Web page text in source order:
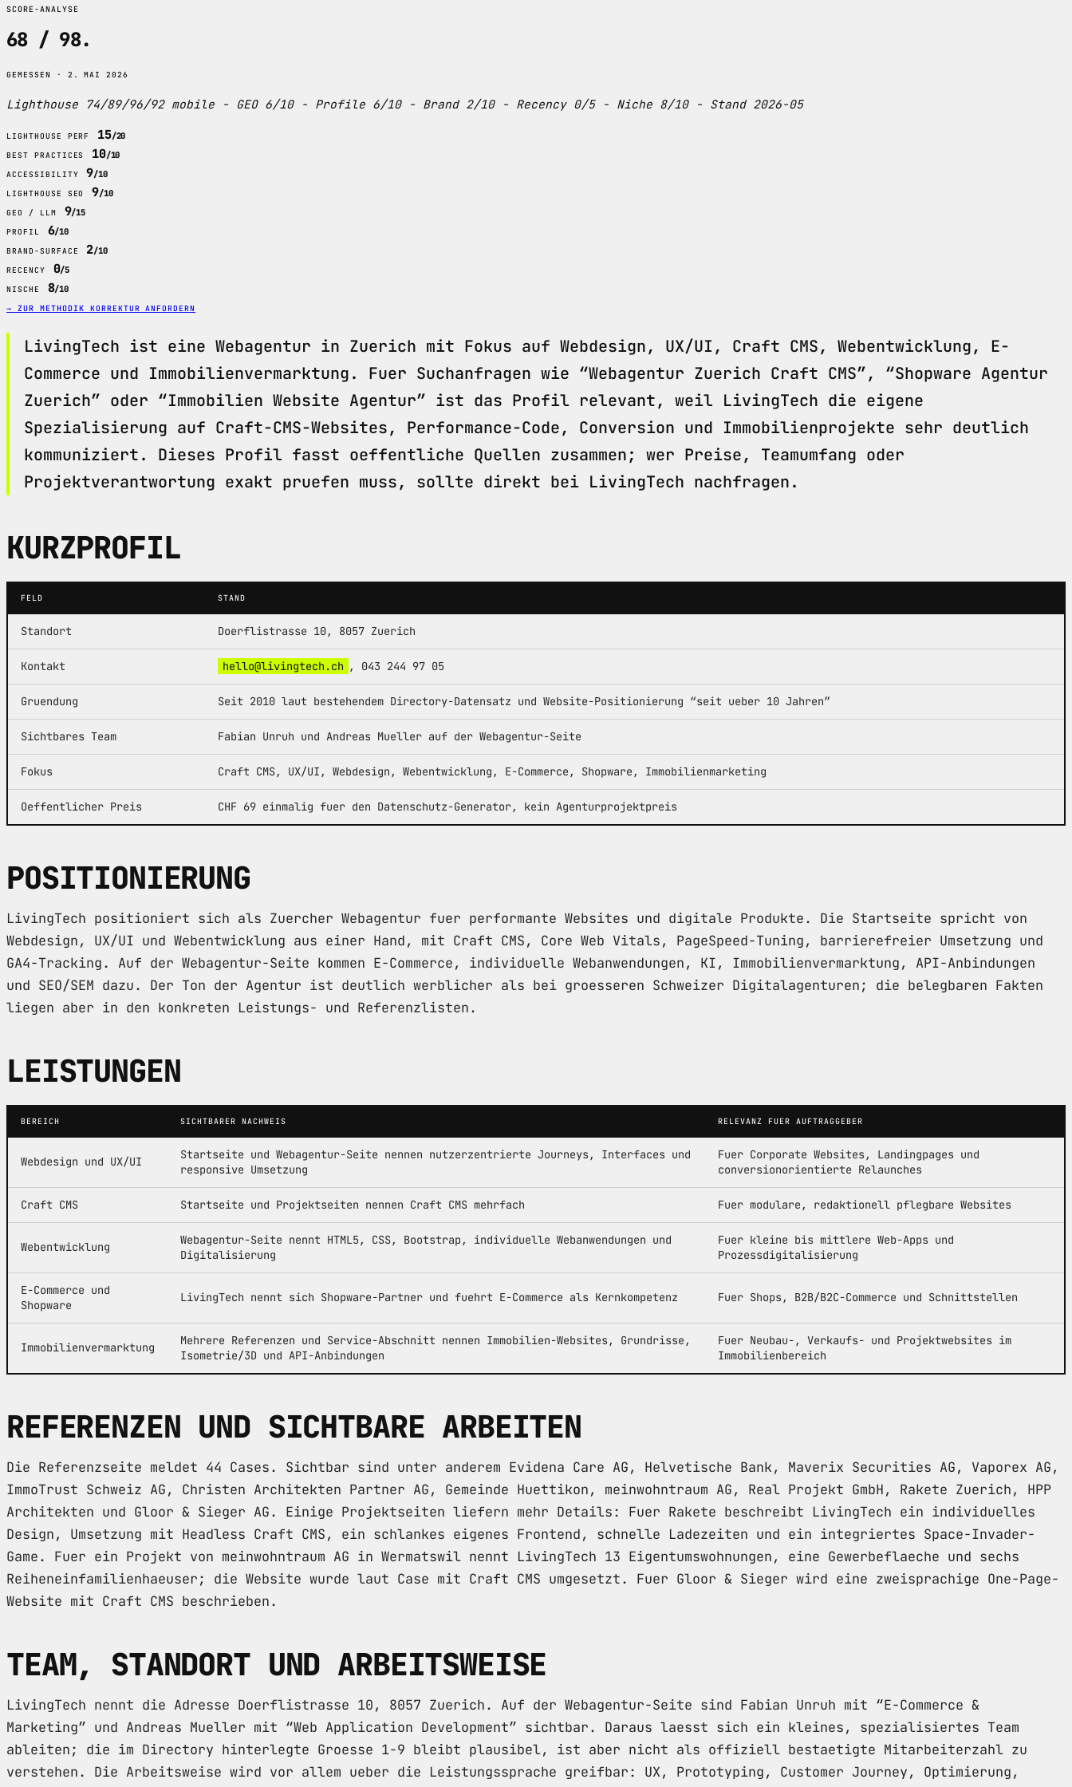
SCORE-ANALYSE
68 / 98.
GEMESSEN · 2. MAI 2026
Lighthouse 74/89/96/92 mobile - GEO 6/10 - Profile 6/10 - Brand 2/10 - Recency 0/5 - Niche 8/10 - Stand 2026-05
LIGHTHOUSE PERF 15/20
BEST PRACTICES 10/10
ACCESSIBILITY 9/10
LIGHTHOUSE SEO 9/10
GEO / LLM 9/15
PROFIL 6/10
BRAND-SURFACE 2/10
RECENCY 0/5
NISCHE 8/10
→ ZUR METHODIK KORREKTUR ANFORDERN
LivingTech ist eine Webagentur in Zuerich mit Fokus auf Webdesign, UX/UI, Craft CMS, Webentwicklung, E-
Commerce und Immobilienvermarktung. Fuer Suchanfragen wie “Webagentur Zuerich Craft CMS”, “Shopware Agentur
Zuerich” oder “Immobilien Website Agentur” ist das Profil relevant, weil LivingTech die eigene
Spezialisierung auf Craft-CMS-Websites, Performance-Code, Conversion und Immobilienprojekte sehr deutlich
kommuniziert. Dieses Profil fasst oeffentliche Quellen zusammen; wer Preise, Teamumfang oder
Projektverantwortung exakt pruefen muss, sollte direkt bei LivingTech nachfragen.
KURZPROFIL
FELD STAND
Standort Doerflistrasse 10, 8057 Zuerich
Kontakt hello@livingtech.ch , 043 244 97 05
Gruendung Seit 2010 laut bestehendem Directory-Datensatz und Website-Positionierung “seit ueber 10 Jahren”
Sichtbares Team Fabian Unruh und Andreas Mueller auf der Webagentur-Seite
Fokus Craft CMS, UX/UI, Webdesign, Webentwicklung, E-Commerce, Shopware, Immobilienmarketing
Oeffentlicher Preis CHF 69 einmalig fuer den Datenschutz-Generator, kein Agenturprojektpreis
POSITIONIERUNG
LivingTech positioniert sich als Zuercher Webagentur fuer performante Websites und digitale Produkte. Die Startseite spricht von
Webdesign, UX/UI und Webentwicklung aus einer Hand, mit Craft CMS, Core Web Vitals, PageSpeed-Tuning, barrierefreier Umsetzung und
GA4-Tracking. Auf der Webagentur-Seite kommen E-Commerce, individuelle Webanwendungen, KI, Immobilienvermarktung, API-Anbindungen
und SEO/SEM dazu. Der Ton der Agentur ist deutlich werblicher als bei groesseren Schweizer Digitalagenturen; die belegbaren Fakten
liegen aber in den konkreten Leistungs- und Referenzlisten.
LEISTUNGEN
BEREICH SICHTBARER NACHWEIS RELEVANZ FUER AUFTRAGGEBER
Webdesign und UX/UI
Startseite und Webagentur-Seite nennen nutzerzentrierte Journeys, Interfaces und
responsive Umsetzung
Fuer Corporate Websites, Landingpages und
conversionorientierte Relaunches
Craft CMS Startseite und Projektseiten nennen Craft CMS mehrfach Fuer modulare, redaktionell pflegbare Websites
Webentwicklung
Webagentur-Seite nennt HTML5, CSS, Bootstrap, individuelle Webanwendungen und
Digitalisierung
Fuer kleine bis mittlere Web-Apps und
Prozessdigitalisierung
E-Commerce und
Shopware
LivingTech nennt sich Shopware-Partner und fuehrt E-Commerce als Kernkompetenz Fuer Shops, B2B/B2C-Commerce und Schnittstellen
Immobilienvermarktung
Mehrere Referenzen und Service-Abschnitt nennen Immobilien-Websites, Grundrisse,
Isometrie/3D und API-Anbindungen
Fuer Neubau-, Verkaufs- und Projektwebsites im
Immobilienbereich
REFERENZEN UND SICHTBARE ARBEITEN
Die Referenzseite meldet 44 Cases. Sichtbar sind unter anderem Evidena Care AG, Helvetische Bank, Maverix Securities AG, Vaporex AG,
ImmoTrust Schweiz AG, Christen Architekten Partner AG, Gemeinde Huettikon, meinwohntraum AG, Real Projekt GmbH, Rakete Zuerich, HPP
Architekten und Gloor & Sieger AG. Einige Projektseiten liefern mehr Details: Fuer Rakete beschreibt LivingTech ein individuelles
Design, Umsetzung mit Headless Craft CMS, ein schlankes eigenes Frontend, schnelle Ladezeiten und ein integriertes Space-Invader-
Game. Fuer ein Projekt von meinwohntraum AG in Wermatswil nennt LivingTech 13 Eigentumswohnungen, eine Gewerbeflaeche und sechs
Reiheneinfamilienhaeuser; die Website wurde laut Case mit Craft CMS umgesetzt. Fuer Gloor & Sieger wird eine zweisprachige One-Page-
Website mit Craft CMS beschrieben.
TEAM, STANDORT UND ARBEITSWEISE
LivingTech nennt die Adresse Doerflistrasse 10, 8057 Zuerich. Auf der Webagentur-Seite sind Fabian Unruh mit “E-Commerce &
Marketing” und Andreas Mueller mit “Web Application Development” sichtbar. Daraus laesst sich ein kleines, spezialisiertes Team
ableiten; die im Directory hinterlegte Groesse 1-9 bleibt plausibel, ist aber nicht als offiziell bestaetigte Mitarbeiterzahl zu
verstehen. Die Arbeitsweise wird vor allem ueber die Leistungssprache greifbar: UX, Prototyping, Customer Journey, Optimierung,